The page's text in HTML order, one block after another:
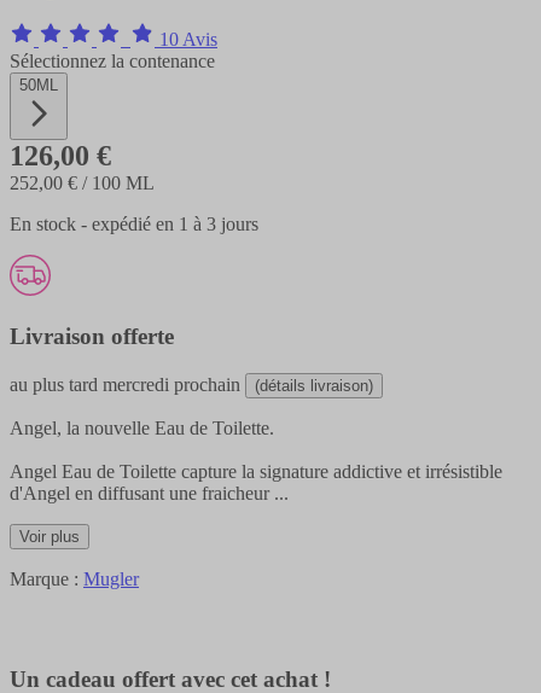
10 Avis
Sélectionnez la contenance
50ML
126,00 €
252,00 € / 100 ML
En stock - expédié en 1 à 3 jours
Livraison offerte
au plus tard mercredi prochain (détails livraison)
Angel, la nouvelle Eau de Toilette.
Angel Eau de Toilette capture la signature addictive et irrésistible
d'Angel en diffusant une fraicheur ...
Voir plus
Marque : Mugler
Un cadeau offert avec cet achat !